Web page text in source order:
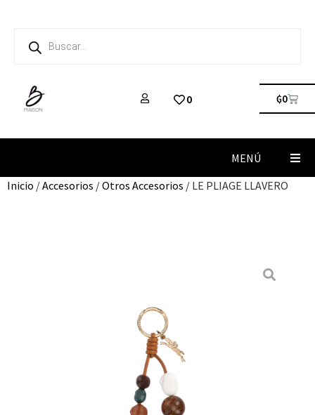
0 ₲0
MENÚ
Inicio /Accesorios /Otros Accesorios / LE PLIAGE LLAVERO